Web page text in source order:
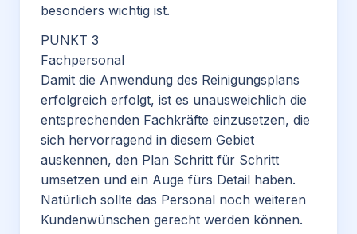
besonders wichtig ist.
PUNKT 3
Fachpersonal
Damit die Anwendung des Reinigungsplans
erfolgreich erfolgt, ist es unausweichlich die
entsprechenden Fachkräfte einzusetzen, die
sich hervorragend in diesem Gebiet
auskennen, den Plan Schritt für Schritt
umsetzen und ein Auge fürs Detail haben.
Natürlich sollte das Personal noch weiteren
Kundenwünschen gerecht werden können.